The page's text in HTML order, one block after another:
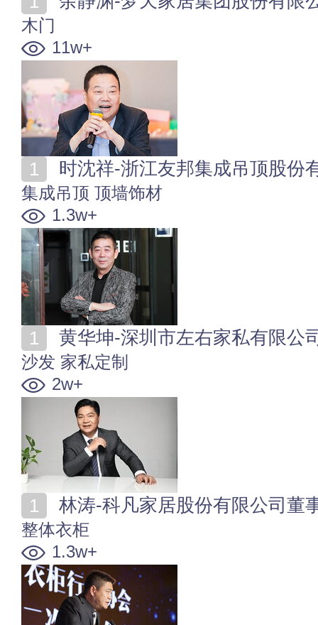
木门
11w+
时沈祥-浙江友邦集成吊顶股份
集成吊顶 顶墙饰材
1.3w+
黄华坤-深圳市左右家私有限公
沙发 家私定制
2w+
林涛-科凡家居股份有限公司董
整体衣柜
1.3w+